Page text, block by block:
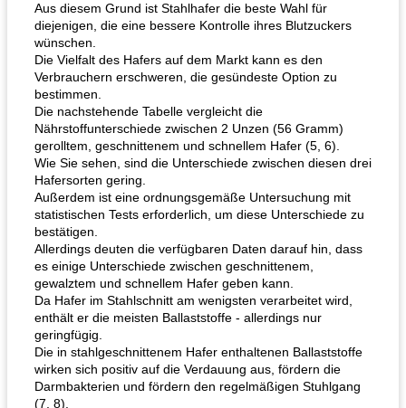
Aus diesem Grund ist Stahlhafer die beste Wahl für
diejenigen, die eine bessere Kontrolle ihres Blutzuckers
wünschen.
Die Vielfalt des Hafers auf dem Markt kann es den
Verbrauchern erschweren, die gesündeste Option zu
bestimmen.
Die nachstehende Tabelle vergleicht die
Nährstoffunterschiede zwischen 2 Unzen (56 Gramm)
gerolltem, geschnittenem und schnellem Hafer (5, 6).
Wie Sie sehen, sind die Unterschiede zwischen diesen drei
Hafersorten gering.
Außerdem ist eine ordnungsgemäße Untersuchung mit
statistischen Tests erforderlich, um diese Unterschiede zu
bestätigen.
Allerdings deuten die verfügbaren Daten darauf hin, dass
es einige Unterschiede zwischen geschnittenem,
gewalztem und schnellem Hafer geben kann.
Da Hafer im Stahlschnitt am wenigsten verarbeitet wird,
enthält er die meisten Ballaststoffe - allerdings nur
geringfügig.
Die in stahlgeschnittenem Hafer enthaltenen Ballaststoffe
wirken sich positiv auf die Verdauung aus, fördern die
Darmbakterien und fördern den regelmäßigen Stuhlgang
(7, 8).